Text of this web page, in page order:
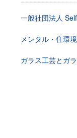
一般社団法人
メンタル・住環
ガラス工芸とガ